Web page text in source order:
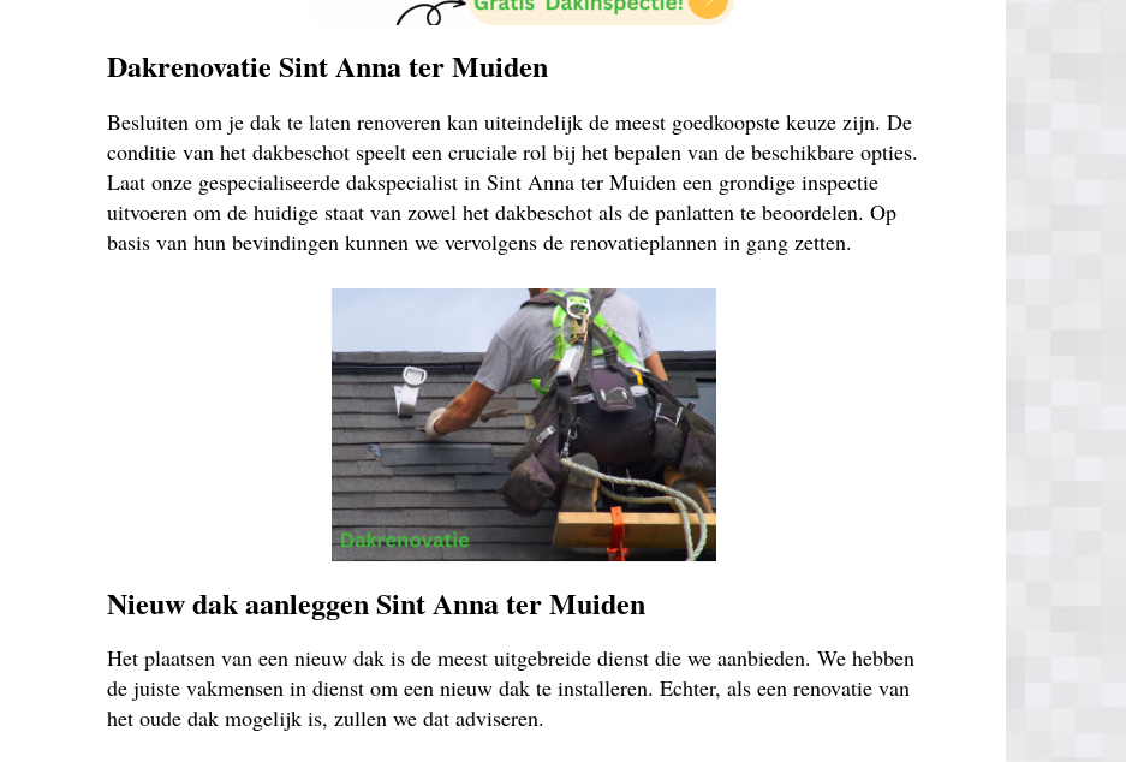
Dakrenovatie Sint Anna ter Muiden
Besluiten om je dak te laten renoveren kan uiteindelijk de meest goedkoopste keuze zijn. De
conditie van het dakbeschot speelt een cruciale rol bij het bepalen van de beschikbare opties.
Laat onze gespecialiseerde dakspecialist in Sint Anna ter Muiden een grondige inspectie
uitvoeren om de huidige staat van zowel het dakbeschot als de panlatten te beoordelen. Op
basis van hun bevindingen kunnen we vervolgens de renovatieplannen in gang zetten.
Nieuw dak aanleggen Sint Anna ter Muiden
Het plaatsen van een nieuw dak is de meest uitgebreide dienst die we aanbieden. We hebben
de juiste vakmensen in dienst om een nieuw dak te installeren. Echter, als een renovatie van
het oude dak mogelijk is, zullen we dat adviseren.